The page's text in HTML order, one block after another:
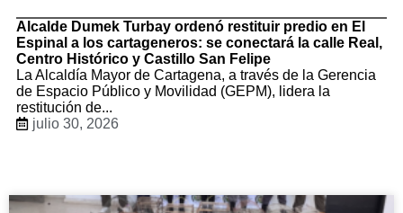
Alcalde Dumek Turbay ordenó restituir predio en El
Espinal a los cartageneros: se conectará la calle Real,
Centro Histórico y Castillo San Felipe
La Alcaldía Mayor de Cartagena, a través de la Gerencia
de Espacio Público y Movilidad (GEPM), lidera la
restitución de...
julio 30, 2026